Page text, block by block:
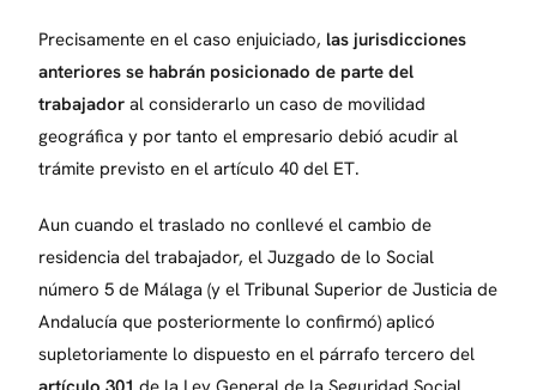
Precisamente en el caso enjuiciado, las jurisdicciones
anteriores se habrán posicionado de parte del
trabajador al considerarlo un caso de movilidad
geográfica y por tanto el empresario debió acudir al
trámite previsto en el artículo 40 del ET.
Aun cuando el traslado no conllevé el cambio de
residencia del trabajador, el Juzgado de lo Social
número 5 de Málaga (y el Tribunal Superior de Justicia de
Andalucía que posteriormente lo confirmó) aplicó
supletoriamente lo dispuesto en el párrafo tercero del